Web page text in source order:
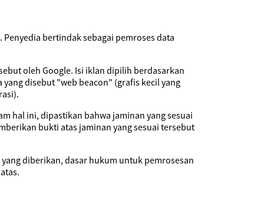
bertindak sebagai pemroses data
oleh Google. Isi iklan dipilih berdasarkan
disebut "web beacon" (grafis kecil yang
hal ini, dipastikan bahwa jaminan yang sesuai
bukti atas jaminan yang sesuai tersebut
diberikan, dasar hukum untuk pemrosesan